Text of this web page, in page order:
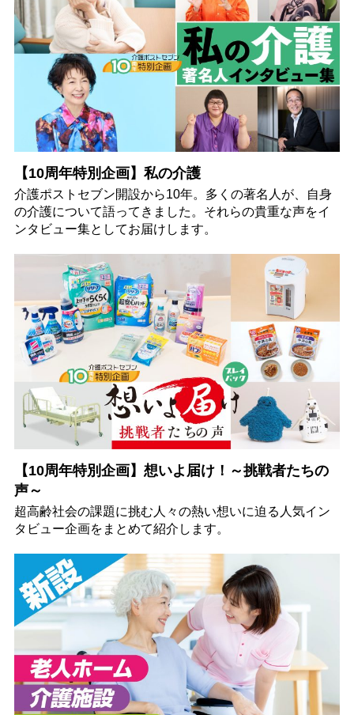
【10周年特別企画】私の介護
介護ポストセブン開設から10年。多くの著名人が、自身
の介護について語ってきました。それらの貴重な声をイ
ンタビュー集としてお届けします。
【10周年特別企画】想いよ届け！～挑戦者たちの
声～
超高齢社会の課題に挑む人々の熱い想いに迫る人気イン
タビュー企画をまとめて紹介します。